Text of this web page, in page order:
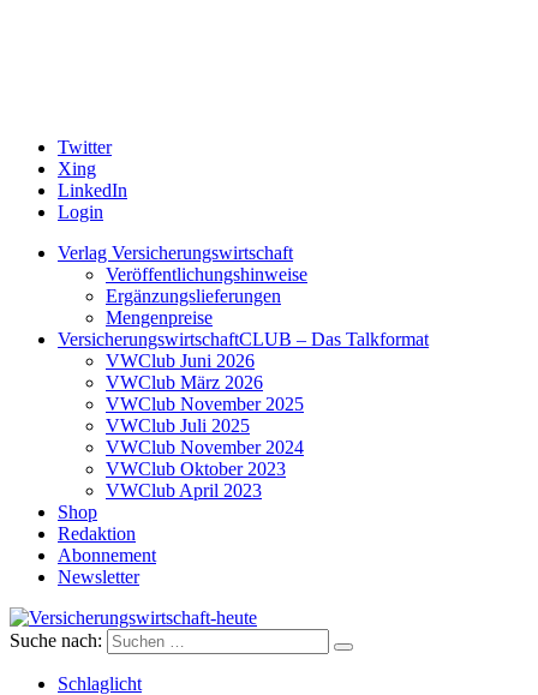
Twitter
Xing
LinkedIn
Login
Verlag Versicherungswirtschaft
Veröffentlichungshinweise
Ergänzungslieferungen
Mengenpreise
VersicherungswirtschaftCLUB – Das Talkformat
VWClub Juni 2026
VWClub März 2026
VWClub November 2025
VWClub Juli 2025
VWClub November 2024
VWClub Oktober 2023
VWClub April 2023
Shop
Redaktion
Abonnement
Newsletter
Versicherungswirtschaft-heute
Suche nach:
Schlaglicht